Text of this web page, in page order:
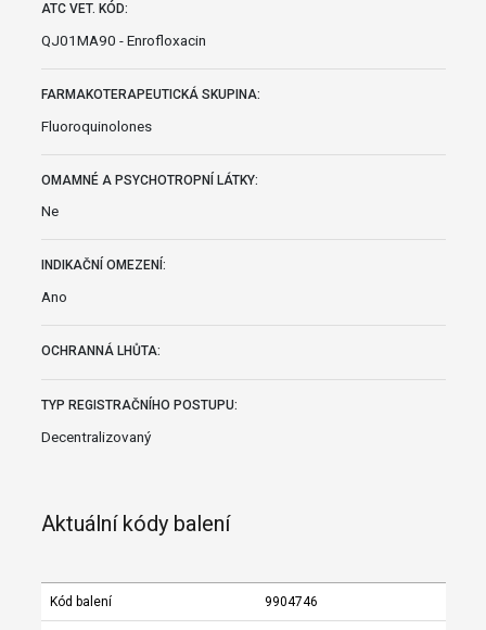
ATC VET. KÓD:
QJ01MA90 - Enrofloxacin
FARMAKOTERAPEUTICKÁ SKUPINA:
Fluoroquinolones
OMAMNÉ A PSYCHOTROPNÍ LÁTKY:
Ne
INDIKAČNÍ OMEZENÍ:
Ano
OCHRANNÁ LHŮTA:
TYP REGISTRAČNÍHO POSTUPU:
Decentralizovaný
Aktuální kódy balení
Kód balení 9904746